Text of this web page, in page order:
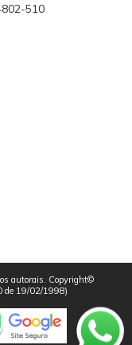
510
autorais. Copyright©
de 19/02/1998)